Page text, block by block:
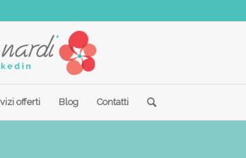
offerti Blog Contatti